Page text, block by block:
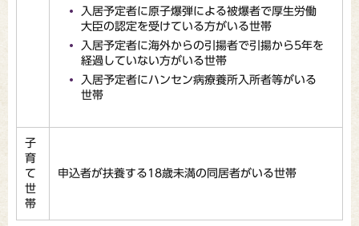
入居予定者に原子爆弾による被爆者で厚生労働
大臣の認定を受けている方がいる世帯
入居予定者に海外からの引揚者で引揚から5年を
経過していない方がいる世帯
入居予定者にハンセン病療養所入所者等がいる
世帯
子
育
て
世
帯
申込者が扶養する18歳未満の同居者がいる世帯